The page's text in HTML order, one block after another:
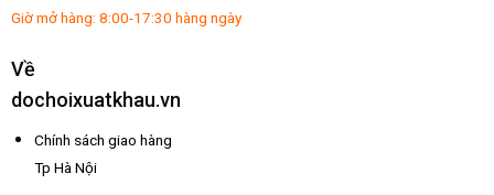
Giờ mở hàng: 8:00-17:30 hàng ngày
Về
dochoixuatkhau.vn
Chính sách giao hàng
Tp Hà Nội